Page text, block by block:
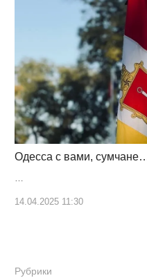
Одесса с вами,
14.04.2025 11:30
Рубрики